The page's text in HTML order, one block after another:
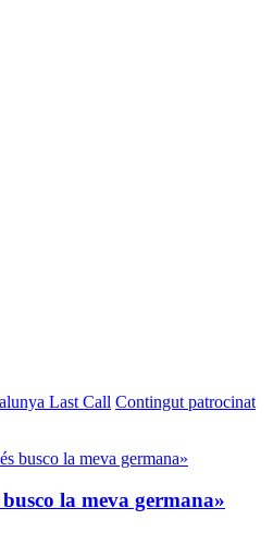
Last Call Contingut patrocinat
la meva germana»